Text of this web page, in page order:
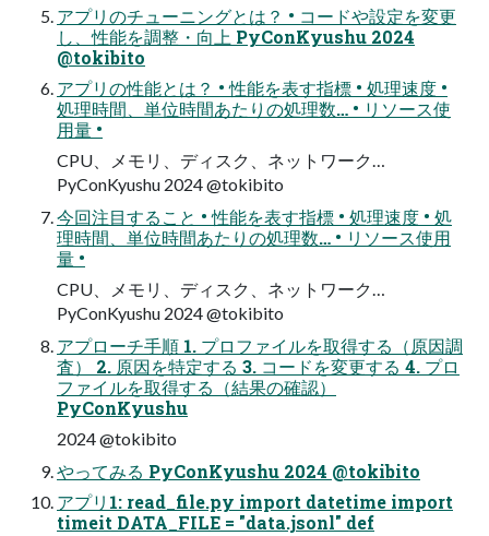
アプリのチューニングとは？ • コードや設定を変更
し、性能を調整・向上 PyConKyushu 2024
@tokibito
アプリの性能とは？ • 性能を表す指標 • 処理速度 •
処理時間、単位時間あたりの処理数… • リソース使
用量 •
CPU、メモリ、ディスク、ネットワーク…
PyConKyushu 2024 @tokibito
今回注目すること • 性能を表す指標 • 処理速度 • 処
理時間、単位時間あたりの処理数… • リソース使用
量 •
CPU、メモリ、ディスク、ネットワーク…
PyConKyushu 2024 @tokibito
アプローチ手順 1. プロファイルを取得する（原因調
査） 2. 原因を特定する 3. コードを変更する 4. プロ
ファイルを取得する（結果の確認）
PyConKyushu
2024 @tokibito
やってみる PyConKyushu 2024 @tokibito
アプリ1: read_file.py import datetime import
timeit DATA_FILE = "data.jsonl" def